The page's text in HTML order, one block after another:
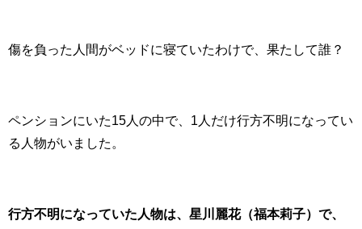
傷を負った人間がベッドに寝ていたわけで、果たして誰？
ペンションにいた15人の中で、1人だけ行方不明になってい
る人物がいました。
行方不明になっていた人物は、星川麗花（福本莉子）で、